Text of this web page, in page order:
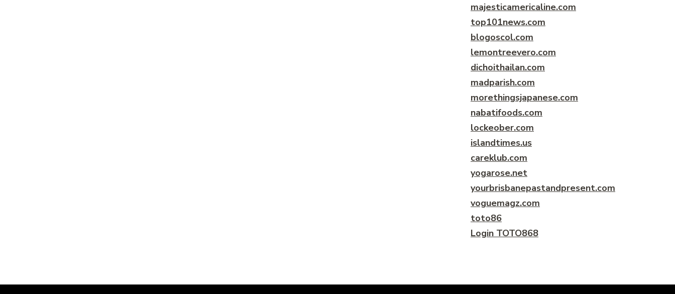
majesticamericaline.com
top101news.com
blogoscol.com
lemontreevero.com
dichoithailan.com
madparish.com
morethingsjapanese.com
nabatifoods.com
lockeober.com
islandtimes.us
careklub.com
yogarose.net
yourbrisbanepastandpresent.com
voguemagz.com
toto86
Login TOTO868